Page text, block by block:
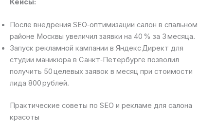
Кейсы:
После внедрения SEO‑оптимизации салон в спальном
районе Москвы увеличил заявки на 40 % за 3 месяца.
Запуск рекламной кампании в Яндекс Директ для
студии маникюра в Санкт‑Петербурге позволил
получить 50 целевых заявок в месяц при стоимости
лида 800 рублей.
Практические советы по SEO и рекламе для салона
красоты